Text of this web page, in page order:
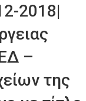
2018|
–
της